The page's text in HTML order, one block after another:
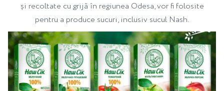
și recoltate cu grijă în regiunea Odesa, vor fi folosite
pentru a produce sucuri, inclusiv sucul Nash.